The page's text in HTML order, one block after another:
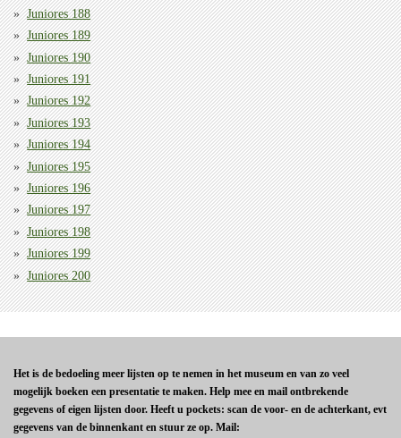
Juniores 188
Juniores 189
Juniores 190
Juniores 191
Juniores 192
Juniores 193
Juniores 194
Juniores 195
Juniores 196
Juniores 197
Juniores 198
Juniores 199
Juniores 200
Het is de bedoeling meer lijsten op te nemen in het museum en van zo veel
mogelijk boeken een presentatie te maken. Help mee en mail ontbrekende
gegevens of eigen lijsten door. Heeft u pockets: scan de voor- en de achterkant, evt
gegevens van de binnenkant en stuur ze op. Mail: